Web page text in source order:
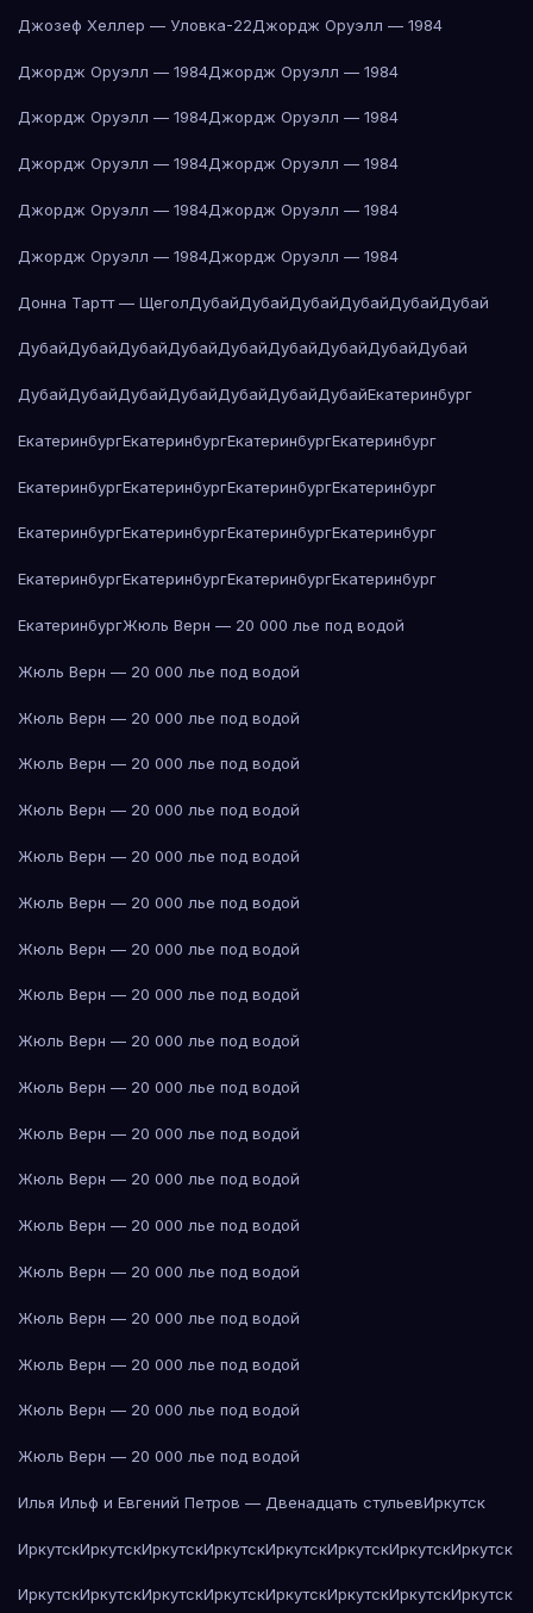
Джозеф Хеллер — Уловка-22Джордж Оруэлл — 1984
Джордж Оруэлл — 1984Джордж Оруэлл — 1984
Джордж Оруэлл — 1984Джордж Оруэлл — 1984
Джордж Оруэлл — 1984Джордж Оруэлл — 1984
Джордж Оруэлл — 1984Джордж Оруэлл — 1984
Джордж Оруэлл — 1984Джордж Оруэлл — 1984
Донна Тартт — ЩеголДубайДубайДубайДубайДубайДубай
ДубайДубайДубайДубайДубайДубайДубайДубайДубай
ДубайДубайДубайДубайДубайДубайДубайЕкатеринбург
ЕкатеринбургЕкатеринбургЕкатеринбургЕкатеринбург
ЕкатеринбургЕкатеринбургЕкатеринбургЕкатеринбург
ЕкатеринбургЕкатеринбургЕкатеринбургЕкатеринбург
ЕкатеринбургЕкатеринбургЕкатеринбургЕкатеринбург
ЕкатеринбургЖюль Верн — 20 000 лье под водой
Жюль Верн — 20 000 лье под водой
Жюль Верн — 20 000 лье под водой
Жюль Верн — 20 000 лье под водой
Жюль Верн — 20 000 лье под водой
Жюль Верн — 20 000 лье под водой
Жюль Верн — 20 000 лье под водой
Жюль Верн — 20 000 лье под водой
Жюль Верн — 20 000 лье под водой
Жюль Верн — 20 000 лье под водой
Жюль Верн — 20 000 лье под водой
Жюль Верн — 20 000 лье под водой
Жюль Верн — 20 000 лье под водой
Жюль Верн — 20 000 лье под водой
Жюль Верн — 20 000 лье под водой
Жюль Верн — 20 000 лье под водой
Жюль Верн — 20 000 лье под водой
Жюль Верн — 20 000 лье под водой
Жюль Верн — 20 000 лье под водой
Илья Ильф и Евгений Петров — Двенадцать стульевИркутск
ИркутскИркутскИркутскИркутскИркутскИркутскИркутскИркутск
ИркутскИркутскИркутскИркутскИркутскИркутскИркутскИркутск